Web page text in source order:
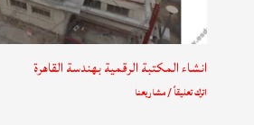
انشاء المكتبة الرقمية بهندسة القاهرة
اترك تعليقاً/مشاريعنا